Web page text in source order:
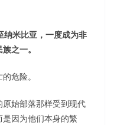
纳米比亚，一度成为非
之一。
危险。
始部落那样受到现代
因为他们本身的繁